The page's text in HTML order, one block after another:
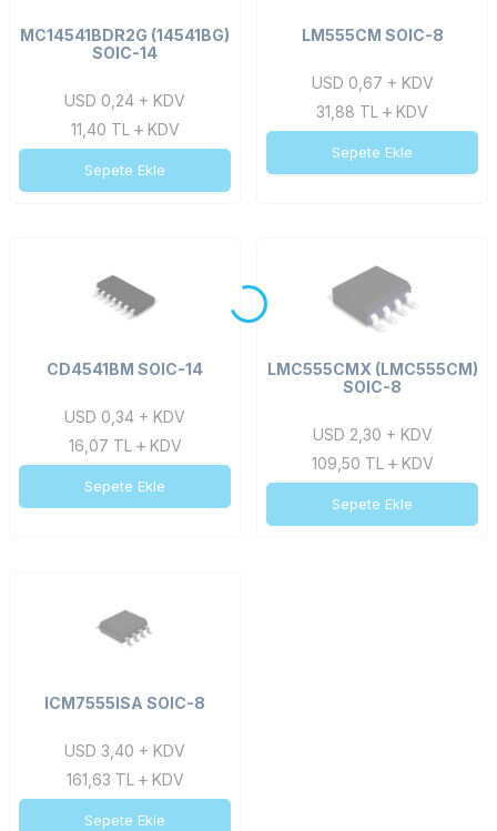
MC14541BDR2G (14541BG)
SOIC-14
USD 0,24 + KDV
11,40 TL KDV
Sepete Ekle
LM555CM SOIC-8
USD 0,67 + KDV
31,88 TL KDV
Sepete Ekle
CD4541BM SOIC-14
USD 0,34 + KDV
16,07 TL KDV
Sepete Ekle
LMC555CMX (LMC555CM)
SOIC-8
USD 2,30 + KDV
109,50 TL KDV
Sepete Ekle
ICM7555ISA SOIC-8
USD 3,40 + KDV
161,63 TL KDV
Sepete Ekle